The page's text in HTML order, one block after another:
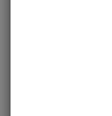
Parte
de la